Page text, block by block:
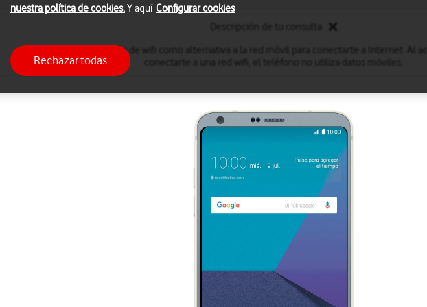
Puedes utilizar la función de wifi como alternativa a la red móvil para conectarte a Internet. Al
nuestra política de cookies.Y aquí Configurar cookies
Rechazar todas